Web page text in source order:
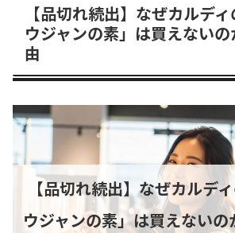
【品切れ続出】なぜカルデ
ウジャンの素」は買えない
由
【品切れ続出】なぜカルデ
ウジャンの素」は買えない